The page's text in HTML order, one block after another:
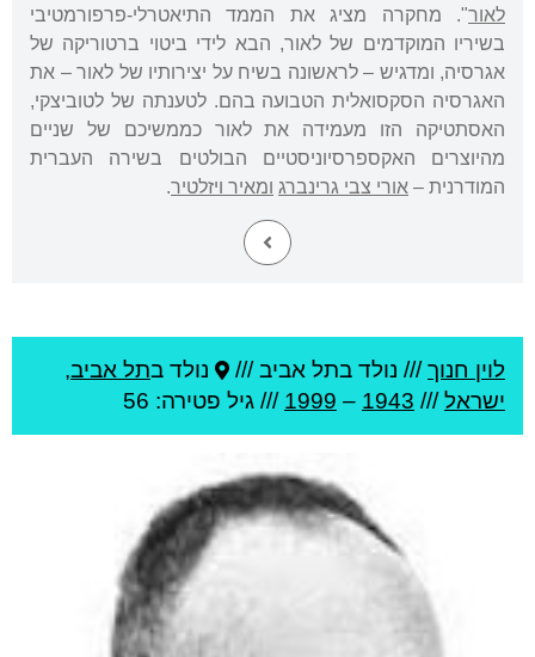
לאור". מחקרה מציג את הממד התיאטרלי-פרפורמטיבי
בשיריו המוקדמים של לאור, הבא לידי ביטוי ברטוריקה של
אגרסיה, ומדגיש – לראשונה בשיח על יצירותיו של לאור – את
האגרסיה הסקסואלית הטבועה בהם. לטענתה של לטוביצקי,
האסתטיקה הזו מעמידה את לאור כממשיכם של שניים
מהיוצרים האקספרסיוניסטיים הבולטים בשירה העברית
המודרנית – אורי צבי גרינברג ומאיר ויזלטיר.
לוין חנוך/// נולד בתל אביב /// נולד בתל אביב,
ישראל///
1943
–
1999 /// גיל פטירה: 56